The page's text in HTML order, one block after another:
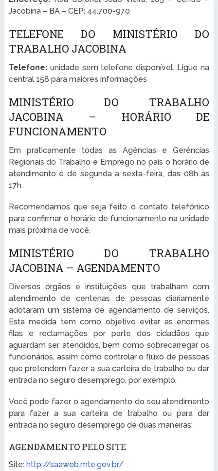
Jacobina – BA – CEP: 44.700-970
TELEFONE DO MINISTÉRIO DO
TRABALHO JACOBINA
Telefone:unidade sem telefone disponível. Ligue na
central 158 para maiores informações
MINISTÉRIO DO TRABALHO
JACOBINA – HORÁRIO DE
FUNCIONAMENTO
Em praticamente todas as Agências e Gerências
Regionais do Trabalho e Emprego no país o horário de
atendimento é de segunda a sexta-feira, das 08h às
17h.
Recomendamos que seja feito o contato telefônico
para confirmar o horário de funcionamento na unidade
mais próxima de você.
MINISTÉRIO DO TRABALHO
JACOBINA – AGENDAMENTO
Diversos órgãos e instituições que trabalham com
atendimento de centenas de pessoas diariamente
adotaram um sistema de agendamento de serviços.
Esta medida tem como objetivo evitar as enormes
filas e reclamações por parte dos cidadãos que
aguardam ser atendidos, bem como sobrecarregar os
funcionários, assim como controlar o fluxo de pessoas
que pretendem fazer a sua carteira de trabalho ou dar
entrada no seguro desemprego, por exemplo.
Você pode fazer o agendamento do seu atendimento
para fazer a sua carteira de trabalho ou para dar
entrada no seguro desemprego de duas maneiras:
AGENDAMENTO PELO SITE
Site: http://saaweb.mte.gov.br/